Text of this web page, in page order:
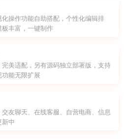
化操作功能自助搭配，个性化编辑排
板丰富，一键制作
美适配，另有源码独立部署版，支持
能无限扩展
交友聊天、在线客服、自营电商、信息
新中